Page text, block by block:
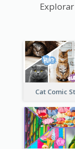
Cat Comic